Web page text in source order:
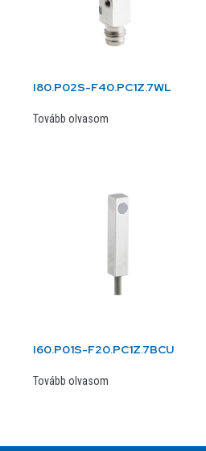
I80.P02S-F40.PC1Z.7WL
Tovább olvasom
I60.P01S-F20.PC1Z.7BCU
Tovább olvasom